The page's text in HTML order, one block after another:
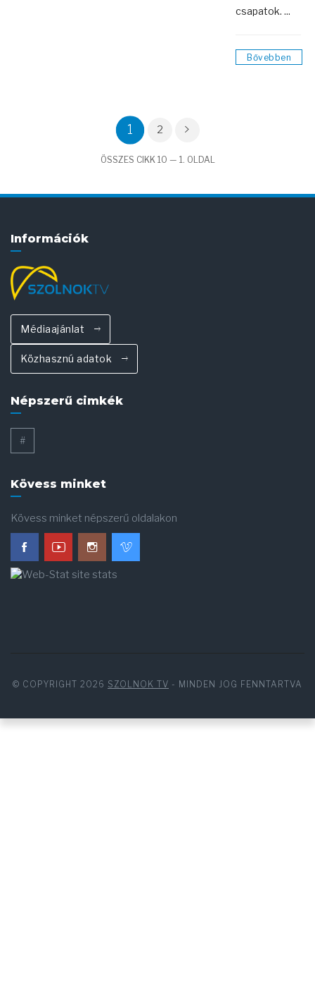
csapatok. ...
Bővebben
1 2
ÖSSZES CIKK 10 — 1. OLDAL
Információk
Médiaajánlat
Közhasznú adatok
Népszerű cimkék
#
Kövess minket
Kövess minket népszerű oldalakon
© COPYRIGHT 2026 SZOLNOK TV - MINDEN JOG FENNTARTVA